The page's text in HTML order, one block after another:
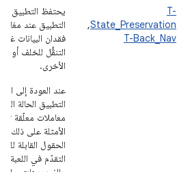
T-
State_Preservation
,
T-Back_Nav
يحتفظ التطبيق
التطبيق عند
فقدان البيانات
التنقُّل للخلف أو
الأخرى.
عند العودة إلى
التطبيق الحالة
معاملات معلّقة
الأمثلة على ذلك
الحقول القابلة
التقدّم في اللعبة،